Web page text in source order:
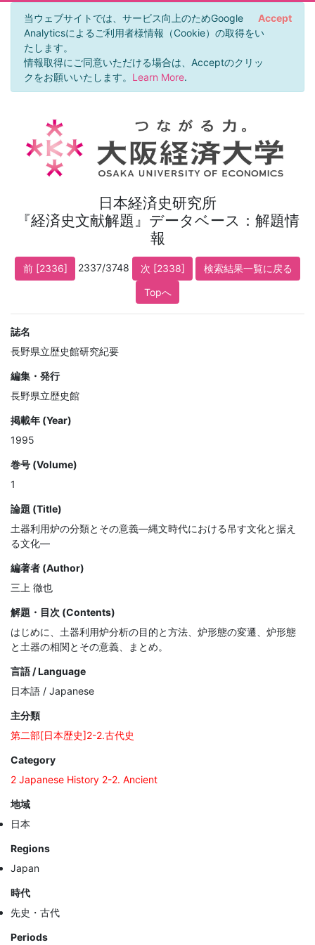
当ウェブサイトでは、サービス向上のためGoogle
Analyticsによるご利用者様情報（Cookie）の取得をい
たします。
情報取得にご同意いただける場合は、Acceptのクリッ
クをお願いいたします。 Learn More.
Accept
日本経済史研究所
『経済史文献解題』データベース：解題情
報
前 [2336] 2337/3748 次 [2338]
検索結果一覧に戻る
Topへ
誌名
長野県立歴史館研究紀要
編集・発行
長野県立歴史館
掲載年 (Year)
1995
巻号 (Volume)
1
論題 (Title)
土器利用炉の分類とその意義—縄文時代における吊す文化と据え
る文化—
編著者 (Author)
三上 徹也
解題・目次 (Contents)
はじめに、土器利用炉分析の目的と方法、炉形態の変遷、炉形態
と土器の相関とその意義、まとめ。
言語 / Language
日本語 / Japanese
主分類
第二部[日本歴史]2-2.古代史
Category
2 Japanese History 2-2. Ancient
地域
日本
Regions
Japan
時代
先史・古代
Periods